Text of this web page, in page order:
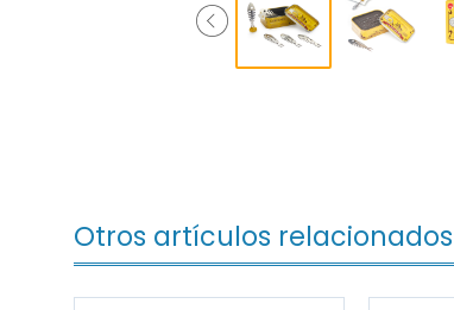
Otros artículos relacionados